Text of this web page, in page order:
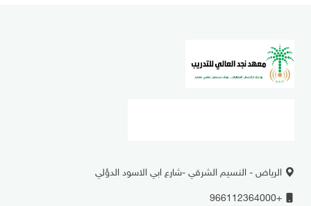
الرياض - النسيم الشرقي -شارع ابي الاسود الدؤلي
+966112364000